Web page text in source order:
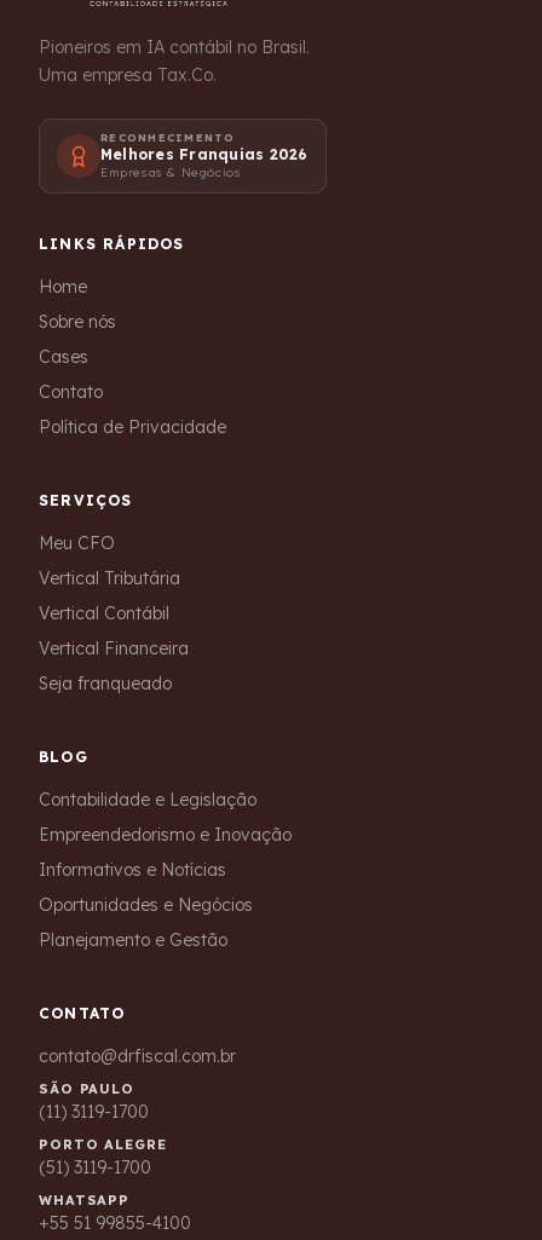
Pioneiros em IA contábil no Brasil.
Uma empresa Tax.Co.
RECONHECIMENTO
Melhores Franquias 2026
Empresas & Negócios
LINKS RÁPIDOS
Home
Sobre nós
Cases
Contato
Política de Privacidade
SERVIÇOS
Meu CFO
Vertical Tributária
Vertical Contábil
Vertical Financeira
Seja franqueado
BLOG
Contabilidade e Legislação
Empreendedorismo e Inovação
Informativos e Notícias
Oportunidades e Negócios
Planejamento e Gestão
CONTATO
contato@drfiscal.com.br
SÃO PAULO
(11) 3119-1700
PORTO ALEGRE
(51) 3119-1700
WHATSAPP
+55 51 99855-4100
Online agora · respondemos em minutos